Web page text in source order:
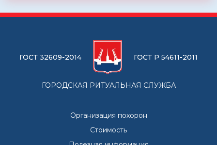
ГОСТ 32609-2014 ГОСТ Р 54611-2011
ГОРОДСКАЯ РИТУАЛЬНАЯ СЛУЖБА
Организация похорон
Стоимость